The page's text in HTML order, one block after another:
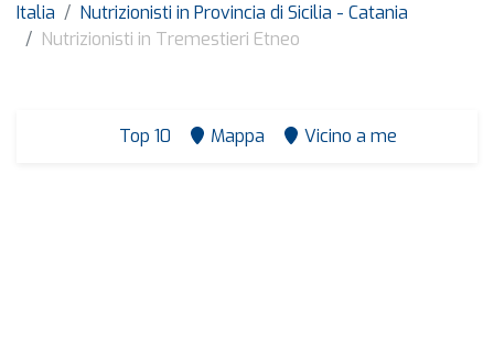
Italia
Nutrizionisti in Provincia di Sicilia - Catania
Nutrizionisti in Tremestieri Etneo
Top 10 Mappa Vicino a me